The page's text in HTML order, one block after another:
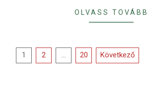
OLVASS TOVÁBB
Bejegyzések
1 2 … 20 Következő